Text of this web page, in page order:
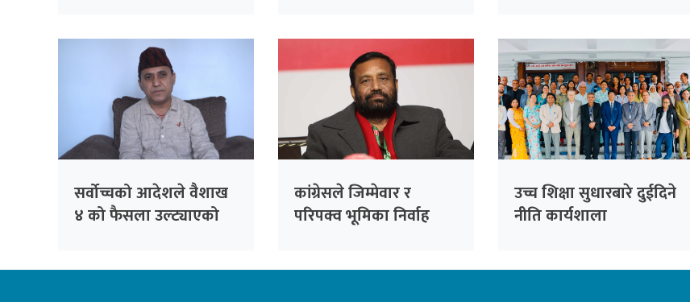
सर्वोच्चको आदेशले वैशाख
४ को फैसला उल्ट्याएको
कांग्रेसले जिम्मेवार र
परिपक्व भूमिका निर्वाह
उच्च शिक्षा सुधारबारे दुईदिने
नीति कार्यशाला